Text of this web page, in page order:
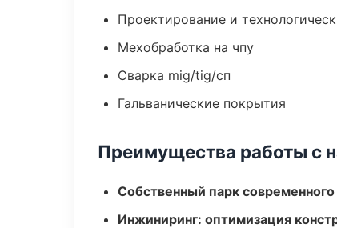
Проектирование и
Мехобработка на чпу
Сварка mig/tig/сп
Гальванические покрытия
Преимущества работы с
Собственный парк
Инжиниринг: оптимизация